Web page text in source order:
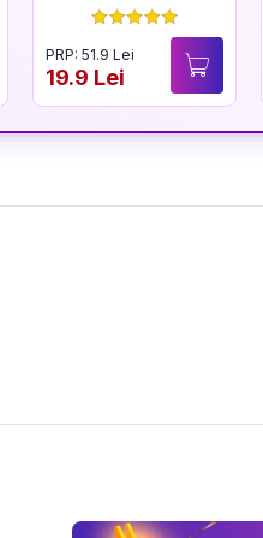
PRP: 51.9 Lei
19.9 Lei